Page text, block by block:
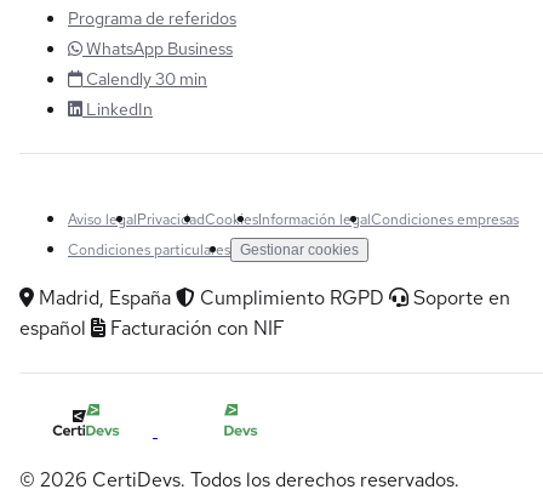
Programa de referidos
WhatsApp Business
Calendly 30 min
LinkedIn
Aviso legalPrivacidadCookiesInformación legalCondiciones empresas
Condiciones particulares Gestionar cookies
Madrid, España Cumplimiento RGPD
Soporte en
español
Facturación con NIF
© 2026 CertiDevs. Todos los derechos reservados.